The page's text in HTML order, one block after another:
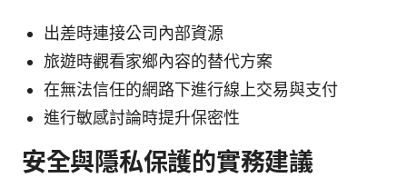
出差時連接公司內部資源
旅遊時觀看家鄉內容的替代方案
在無法信任的網路下進行線上交易與支付
進行敏感討論時提升保密性
安全與隱私保護的實務建議